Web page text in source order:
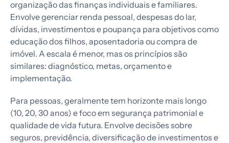
organização das finanças individuais e familiares.
Envolve gerenciar renda pessoal, despesas do lar,
dívidas, investimentos e poupança para objetivos como
educação dos filhos, aposentadoria ou compra de
imóvel. A escala é menor, mas os princípios são
similares: diagnóstico, metas, orçamento e
implementação.
Para pessoas, geralmente tem horizonte mais longo
(10, 20, 30 anos) e foco em segurança patrimonial e
qualidade de vida futura. Envolve decisões sobre
seguros, previdência, diversificação de investimentos e